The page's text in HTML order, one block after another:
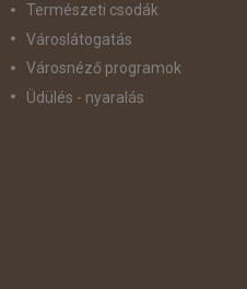
Természeti csodák
Városlátogatás
Városnéző programok
Üdülés - nyaralás